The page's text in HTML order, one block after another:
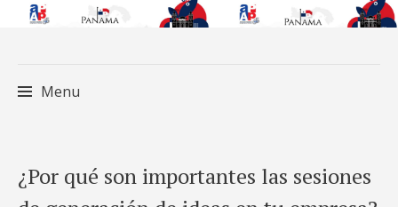
Menu
to
¿Por qué son importantes las sesiones